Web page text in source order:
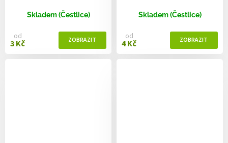
Skladem (Čestlice)
od
3 Kč
Skladem (Čestlice)
od
4 Kč